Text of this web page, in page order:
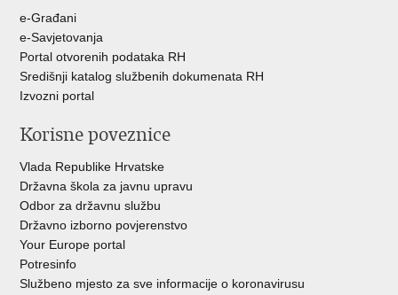
e-Građani
e-Savjetovanja
Portal otvorenih podataka RH
Središnji katalog službenih dokumenata RH
Izvozni portal
Korisne poveznice
Vlada Republike Hrvatske
Državna škola za javnu upravu
Odbor za državnu službu
Državno izborno povjerenstvo
Your Europe portal
Potresinfo
Službeno mjesto za sve informacije o koronavirusu